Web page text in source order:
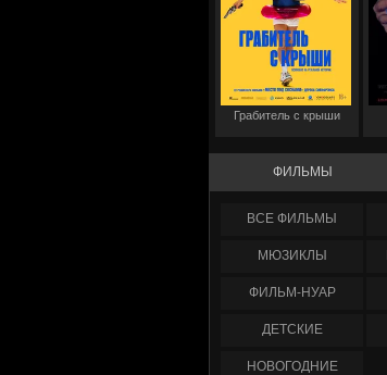
Грабитель с крыши
ФИЛЬМЫ
ФИЛЬМЫ
МЮЗИКЛЫ
ФИЛЬМ-НУАР
ДЕТСКИЕ
НОВОГОДНИЕ